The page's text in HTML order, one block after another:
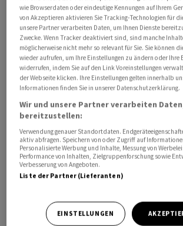
Die Schweiz führt neue Massnahmen
Rohstoffe ein. Damit will sie verhindern,
Hoheitsgebiet zur Umgehung der von
verhängten Sanktionen genutzt wird.
Der Bundesrat hatte bereits 2007 die
den Iran verhängten Sanktionen und
der EU übernommen. Diese
nach Inkrafttreten des
von der EU und der Uno wieder
hatten beschlossen, sich aus diesem
wie Browserdaten oder eindeutige Kennungen auf Ihrem
von Akzeptieren aktivieren Sie Tracking-Technologien für
unsere Partner verarbeiten Daten, um Ihnen Dienste
Zwecke. Wenn Tracker deaktiviert sind, sind manche
möglicherweise nicht mehr so relevant für Sie. Sie können
wieder aufrufen, um Ihre Einstellungen zu ändern oder Ihre
widerrufen, indem Sie auf den Link Voreinstellungen
der Webseite klicken. Ihre Einstellungen gelten innerhalb
Informationen finden Sie in unserer Datenschutzerklärung.
Wir und unsere Partner verarbeiten
bereitzustellen:
Verwendung genauer Standortdaten.
aktiv abfragen. Speichern von oder Zugriff auf
Personalisierte Werbung und Inhalte, Messung von
Performance von Inhalten, Zielgruppenforschung sowie
Verbesserung von Angeboten.
Liste der Partner (Lieferanten)
EINSTELLUNGEN